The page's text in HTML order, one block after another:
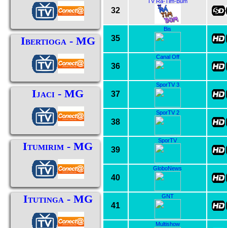
Ibertioga - MG
Ijaci - MG
Itumirim - MG
Itutinga - MG
32
35
Bis
36
Canal Off
37
SporTV 3
38
SporTV 2
39
SporTV
40
GloboNews
41
GNT
Multishow